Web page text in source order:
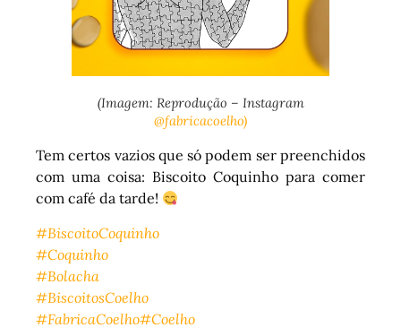
(Imagem: Reprodução – Instagram
@fabricacoelho)
Tem certos vazios que só podem ser preenchidos
com uma coisa: Biscoito Coquinho para comer
com café da tarde!
#BiscoitoCoquinho
#Coquinho
#Bolacha
#BiscoitosCoelho
#FabricaCoelho#Coelho